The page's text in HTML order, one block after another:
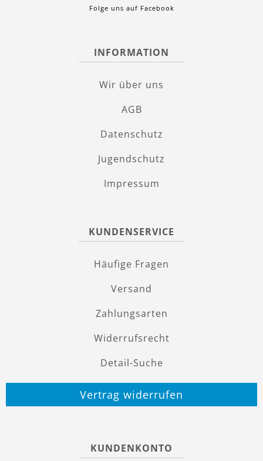
Folge uns auf Facebook
INFORMATION
Wir über uns
AGB
Datenschutz
Jugendschutz
Impressum
KUNDENSERVICE
Häufige Fragen
Versand
Zahlungsarten
Widerrufsrecht
Detail-Suche
Vertrag widerrufen
KUNDENKONTO